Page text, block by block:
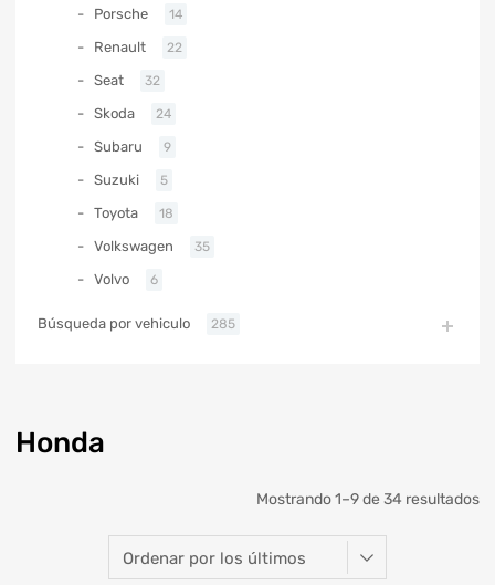
Honda
Mostrando 1–9 de 34 resultados
Porsche 14
Renault 22
Seat 32
Skoda 24
Subaru 9
Suzuki 5
Toyota 18
Volkswagen 35
Volvo 6
Búsqueda por vehiculo 285